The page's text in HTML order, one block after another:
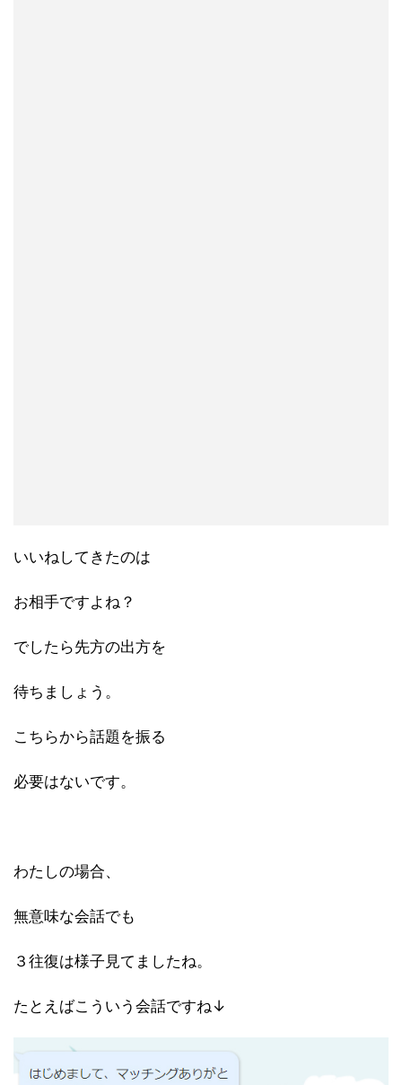
いいねしてきたのは
お相手ですよね？
でしたら先方の出方を
待ちましょう。
こちらから話題を振る
必要はないです。
わたしの場合、
無意味な会話でも
３往復は様子見てましたね。
たとえばこういう会話ですね↓